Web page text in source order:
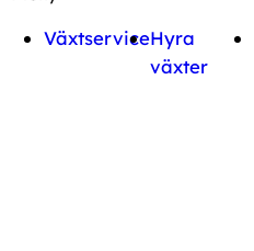
VäxtserviceHyra
växter